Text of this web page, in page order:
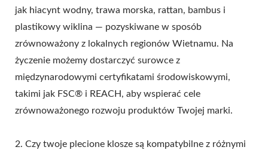
jak hiacynt wodny, trawa morska, rattan, bambus i
plastikowy wiklina — pozyskiwane w sposób
zrównoważony z lokalnych regionów Wietnamu. Na
życzenie możemy dostarczyć surowce z
międzynarodowymi certyfikatami środowiskowymi,
takimi jak FSC® i REACH, aby wspierać cele
zrównoważonego rozwoju produktów Twojej marki.
2. Czy twoje plecione klosze są kompatybilne z różnymi